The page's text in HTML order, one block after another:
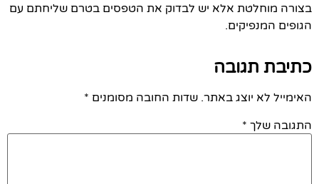
בצורה מוחלטת אלא יש לבדוק את הטפסים בטרם שליחתם עם
הגופים המנפיקים.
כתיבת תגובה
האימייל לא יוצג באתר. שדות החובה מסומנים *
התגובה שלך *